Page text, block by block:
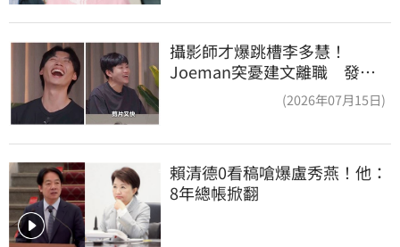
攝影師才爆跳槽李多慧！
Joeman突憂建文離職 發聲
「其實我很清楚」(2026年07月15日)
賴清德0看稿嗆爆盧秀燕！他：
8年總帳掀翻